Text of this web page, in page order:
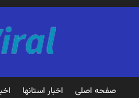
صفحه اصلی اخبار استانها